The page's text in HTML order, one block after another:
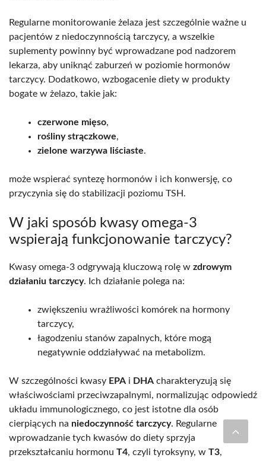
Regularne monitorowanie żelaza jest szczególnie ważne u
pacjentów z niedoczynnością tarczycy, a wszelkie
suplementy powinny być wprowadzane pod nadzorem
lekarza, aby uniknąć zaburzeń w poziomie hormonów
tarczycy. Dodatkowo, wzbogacenie diety w produkty
bogate w żelazo, takie jak:
czerwone mięso,
rośliny strączkowe,
zielone warzywa liściaste.
może wspierać syntezę hormonów i ich konwersję, co
przyczynia się do stabilizacji poziomu TSH.
W jaki sposób kwasy omega-3
wspierają funkcjonowanie tarczycy?
Kwasy omega-3 odgrywają kluczową rolę w zdrowym
działaniu tarczycy. Ich działanie polega na:
zwiększeniu wrażliwości komórek na hormony
tarczycy,
łagodzeniu stanów zapalnych, które mogą
negatywnie oddziaływać na metabolizm.
W szczególności kwasy EPA i DHA charakteryzują się
właściwościami przeciwzapalnymi, normalizując odpowiedź
układu immunologicznego, co jest istotne dla osób
cierpiących na niedoczynność tarczycy. Regularne
wprowadzanie tych kwasów do diety sprzyja
przekształcaniu hormonu T4, czyli tyroksyny, w T3,